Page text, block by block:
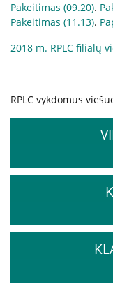
Pakeitimas (09.20).
Pakeitimas (11.13).
2018 m. RPLC filialų
RPLC vykdomus